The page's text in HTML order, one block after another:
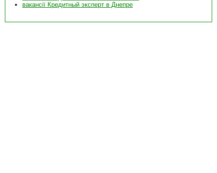
вакансії Кредитный эксперт в Днепре